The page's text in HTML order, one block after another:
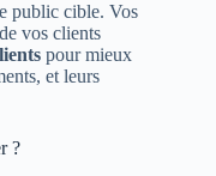
public cible. Vos
vos clients
pour mieux
et leurs
?